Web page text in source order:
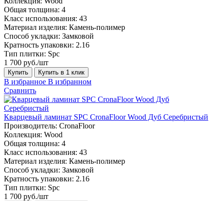
Общая толщина: 4
Класс использования: 43
Материал изделия: Камень-полимер
Способ укладки: Замковой
Кратность упаковки: 2.16
Тип плитки: Spc
1 700 руб./шт
Купить Купить в 1 клик
В избранное В избранном
Сравнить
Кварцевый ламинат SPC CronaFloor Wood Дуб Серебристый
Производитель: CronaFloor
Коллекция: Wood
Общая толщина: 4
Класс использования: 43
Материал изделия: Камень-полимер
Способ укладки: Замковой
Кратность упаковки: 2.16
Тип плитки: Spc
1 700 руб./шт